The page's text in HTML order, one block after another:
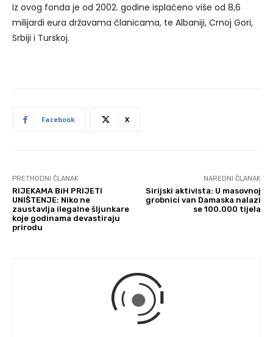
Iz ovog fonda je od 2002. godine isplaćeno više od 8,6
milijardi eura državama članicama, te Albaniji, Crnoj Gori,
Srbiji i Turskoj.
Facebook X
PRETHODNI ČLANAK
RIJEKAMA BiH PRIJETI
UNIŠTENJE: Niko ne
zaustavlja ilegalne šljunkare
koje godinama devastiraju
prirodu
NAREDNI ČLANAK
Sirijski aktivista: U masovnoj
grobnici van Damaska nalazi
se 100.000 tijela